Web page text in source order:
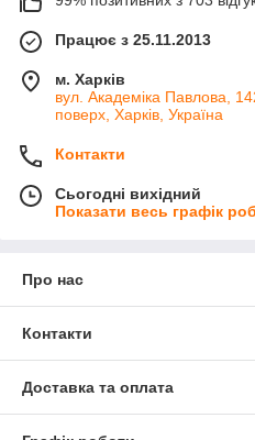
Працює з 25.11.2013
м. Харків
вул. Академіка Павлова,
поверх, Харків, Україна
Контакти
Сьогодні вихідний
Показати весь графік
Про нас
Контакти
Доставка та оплата